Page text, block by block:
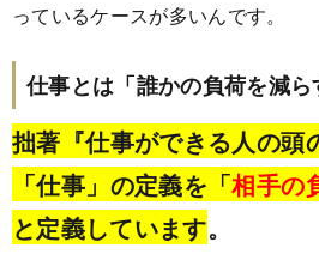
っているケースが多いんです。
仕事とは「誰かの負荷を減ら
拙著『仕事ができる人の頭
「仕事」の定義を「相手の
と定義しています。